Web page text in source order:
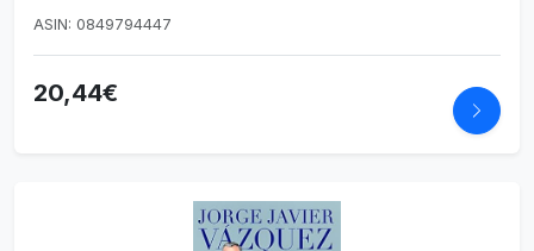
ASIN: 0849794447
20,44€